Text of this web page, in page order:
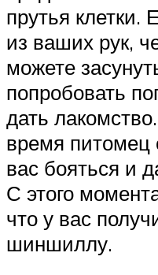
прутья клетки.
из ваших рук,
можете
попробовать
дать
время питомец
вас бояться и
С этого
что у вас
шиншиллу.